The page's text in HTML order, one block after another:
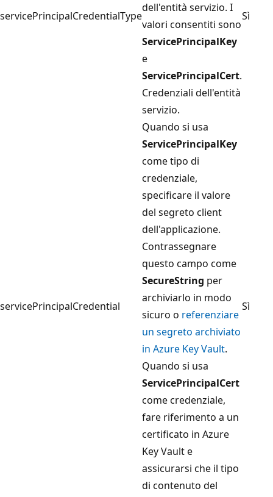
servicePrincipalCredentialType
dell'entità servizio. I
valori consentiti sono
ServicePrincipalKey
e
ServicePrincipalCert.
Sì
servicePrincipalCredential
Credenziali dell'entità
servizio.
Quando si usa
ServicePrincipalKey
come tipo di
credenziale,
specificare il valore
del segreto client
dell'applicazione.
Contrassegnare
questo campo come
SecureString per
archiviarlo in modo
sicuro o referenziare
un segreto archiviato
in Azure Key Vault.
Quando si usa
ServicePrincipalCert
come credenziale,
fare riferimento a un
certificato in Azure
Key Vault e
assicurarsi che il tipo
di contenuto del
Sì